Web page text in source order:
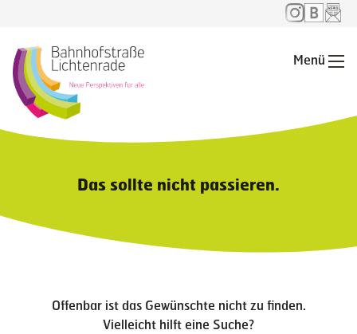
Menü
Das sollte nicht passieren.
Offenbar ist das Gewünschte nicht zu finden.
Vielleicht hilft eine Suche?